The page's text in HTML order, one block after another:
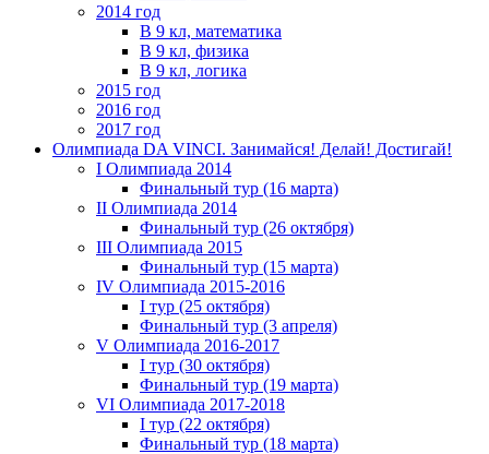
2014 год
В 9 кл, математика
В 9 кл, физика
В 9 кл, логика
2015 год
2016 год
2017 год
Олимпиада DA VINCI. Занимайся! Делай! Достигай!
I Олимпиада 2014
Финальный тур (16 марта)
II Олимпиада 2014
Финальный тур (26 октября)
III Олимпиада 2015
Финальный тур (15 марта)
IV Олимпиада 2015-2016
I тур (25 октября)
Финальный тур (3 апреля)
V Олимпиада 2016-2017
I тур (30 октября)
Финальный тур (19 марта)
VI Олимпиада 2017-2018
I тур (22 октября)
Финальный тур (18 марта)